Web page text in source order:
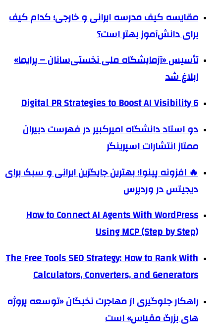
مقایسه کیف مدرسه ایرانی و خارجی؛ کدام کیف
برای دانش‌آموز بهتر است؟
تأسیس «آزمایشگاه ملی نخستی‌سانان – پرایما»
ابلاغ شد
6 Digital PR Strategies to Boost AI Visibility
دو استاد دانشگاه امیرکبیر در فهرست دبیران
ممتاز انتشارات اسپرینگر
🔥 افزونه پینوا؛ بهترین جایگزین ایرانی و سبک برای
دیجیتس در وردپرس
How to Connect AI Agents With WordPress
Using MCP (Step by Step)
The Free Tools SEO Strategy: How to Rank With
Calculators, Converters, and Generators
راهکار جلوگیری از مهاجرت نخبگان «توسعه پروژه
های بزرگ مقیاس» است